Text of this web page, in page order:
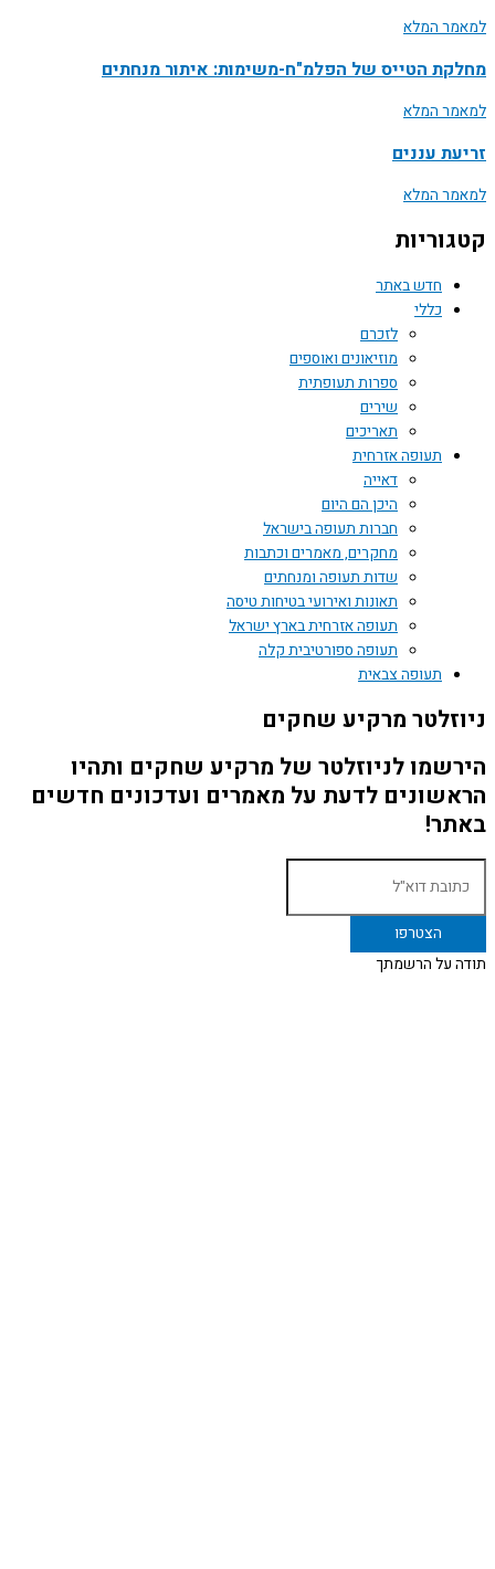
למאמר המלא
מחלקת הטייס של הפלמ"ח-משימות: איתור מנחתים
למאמר המלא
זריעת עננים
למאמר המלא
קטגוריות
חדש באתר
כללי
לזכרם
מוזיאונים ואוספים
ספרות תעופתית
שירים
תאריכים
תעופה אזרחית
דאייה
היכן הם היום
חברות תעופה בישראל
מחקרים, מאמרים וכתבות
שדות תעופה ומנחתים
תאונות ואירועי בטיחות טיסה
תעופה אזרחית בארץ ישראל
תעופה ספורטיבית קלה
תעופה צבאית
ניוזלטר מרקיע שחקים
הירשמו לניוזלטר של מרקיע שחקים ותהיו
הראשונים לדעת על מאמרים ועדכונים חדשים
באתר!
תודה על הרשמתך